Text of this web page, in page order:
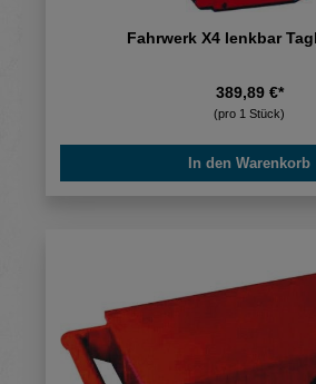
Fahrwerk X4 lenkbar
389,89 €*
(pro 1 Stück)
In den Warenkorb